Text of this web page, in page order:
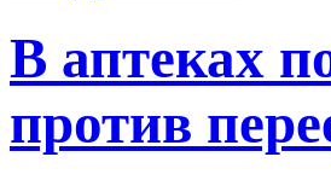
В аптеках
против